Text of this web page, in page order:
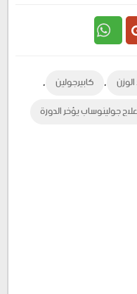
, كابيرجولين ,
جولينوساب يؤخر الدورة